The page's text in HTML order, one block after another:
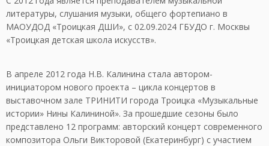
литературы, слушания музыки, общего фортепиано в
МАОУДОД «Троицкая ДШИ», с 02.09.2024 ГБУДО г. Москвы
«Троицкая детская школа искусств».
В апреле 2012 года Н.В. Калинина стала автором-
инициатором нового проекта – цикла концертов в
выставочном зале ТРИНИТИ города Троицка «Музыкальные
истории» Нины Калининой». За прошедшие сезоны было
представлено 12 программ: авторский концерт современного
композитора Ольги Викторовой (Екатеринбург) с участием